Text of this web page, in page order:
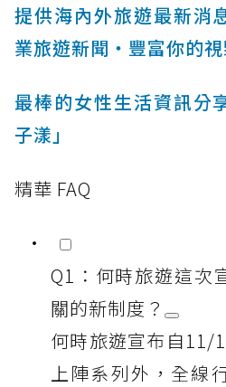
提供海內外旅遊最新消
業旅遊新聞‧豐富你的
最棒的女性生活資訊分
子漾」
精華 FAQ
Q1：何時旅遊這次
關的新制度？
何時旅遊宣布自11/
上陣系列外，全線